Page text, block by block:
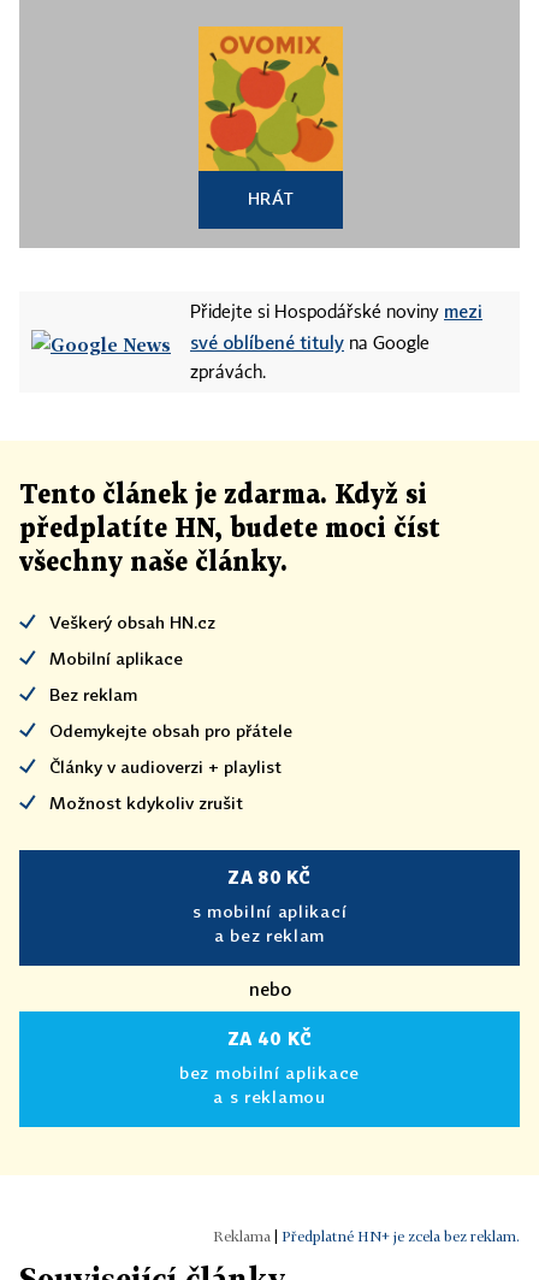
HRÁT
Přidejte si Hospodářské noviny mezi
své oblíbené tituly na Google
zprávách.
Tento článek je zdarma. Když si
předplatíte HN, budete moci číst
všechny naše články.
Veškerý obsah HN.cz
Mobilní aplikace
Bez reklam
Odemykejte obsah pro přátele
Články v audioverzi + playlist
Možnost kdykoliv zrušit
ZA 80 KČ
s mobilní aplikací
a bez reklam
nebo
ZA 40 KČ
bez mobilní aplikace
a s reklamou
Předplatné HN+ je zcela bez reklam.